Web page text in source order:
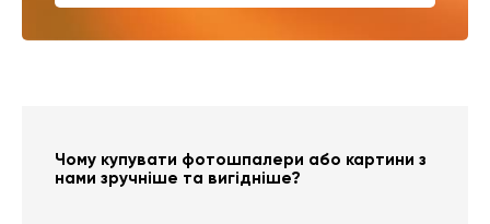
Чому купувати фотошпалери або картини з
нами зручніше та вигідніше?